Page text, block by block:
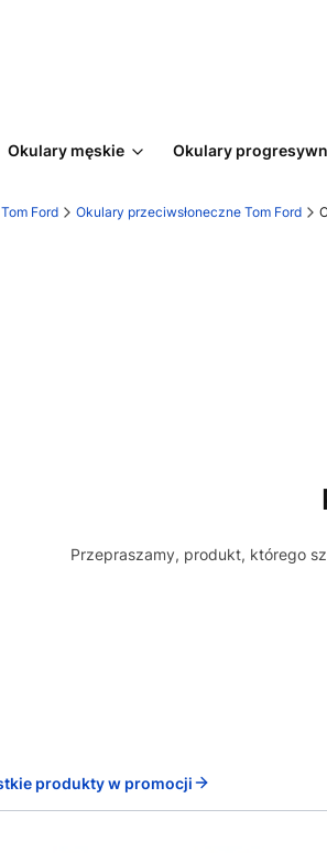
Okulary męskie Okulary
Tom Ford Okulary przeciwsłoneczne Tom Ford
Przepraszamy, produkt, którego
produkty w promocji